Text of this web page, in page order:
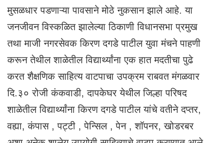
मुसळधार पडणाऱ्या पावसाने मोठे नुकसान झाले आहे. या
जनजीवन विस्कळित झालेल्या ठिकाणी विधानसभा प्रमुख
तथा माजी नगरसेवक किरण दगडे पाटील युवा मंचने पाहणी
करून तेथील शाळेतील विद्यार्थ्यांना एक हात मदतीचा पुढे
करत शैक्षणिक साहित्य वाटपाचा उपक्रम राबवत मंगळवार
दि.३० रोजी कंकवाडी, दापकेघर येथील जिल्हा परिषद
शाळेतील विद्यार्थ्यांना किरण दगडे पाटील यांचे वतीने दप्तर,
वह्या, कंपास , पट्टी , पेन्सिल , पेन , शॉपनर, खोडरबर